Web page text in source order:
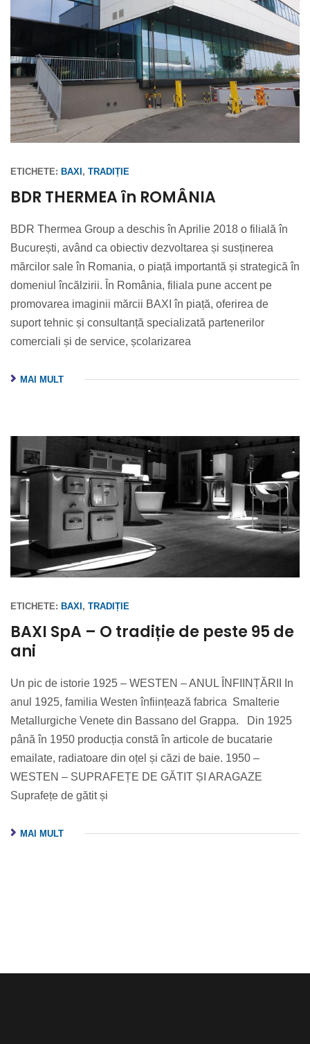
ETICHETE: BAXI, TRADIȚIE
BDR THERMEA în ROMÂNIA
BDR Thermea Group a deschis în Aprilie 2018 o filială în
București, având ca obiectiv dezvoltarea și susținerea
mărcilor sale în Romania, o piață importantă și strategică în
domeniul încălzirii. În România, filiala pune accent pe
promovarea imaginii mărcii BAXI în piață, oferirea de
suport tehnic și consultanță specializată partenerilor
comerciali și de service, școlarizarea
MAI MULT
ETICHETE: BAXI, TRADIȚIE
BAXI SpA – O tradiție de peste 95 de
ani
Un pic de istorie 1925 – WESTEN – ANUL ÎNFIINȚĂRII In
anul 1925, familia Westen înființează fabrica Smalterie
Metallurgiche Venete din Bassano del Grappa. Din 1925
până în 1950 producția constă în articole de bucatarie
emailate, radiatoare din oțel și căzi de baie. 1950 –
WESTEN – SUPRAFEȚE DE GĂTIT ȘI ARAGAZE
Suprafețe de gătit și
MAI MULT